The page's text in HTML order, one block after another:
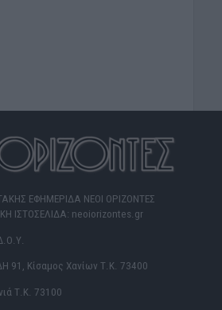
ΕΦΗΜΕΡΙΔΑ ΝΕΟΙ ΟΡΙΖΟΝΤΕΣ
ΙΣΤΟΣΕΛΙΔΑ: neoiorizontes.gr
91, Κίσαμος Χανίων Τ.Κ. 73400
Τ.Κ. 73100